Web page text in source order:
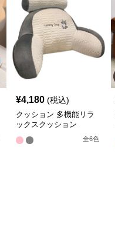
¥4,180 (税込)
クッション 多機能リラ
ックスクッション
全6色